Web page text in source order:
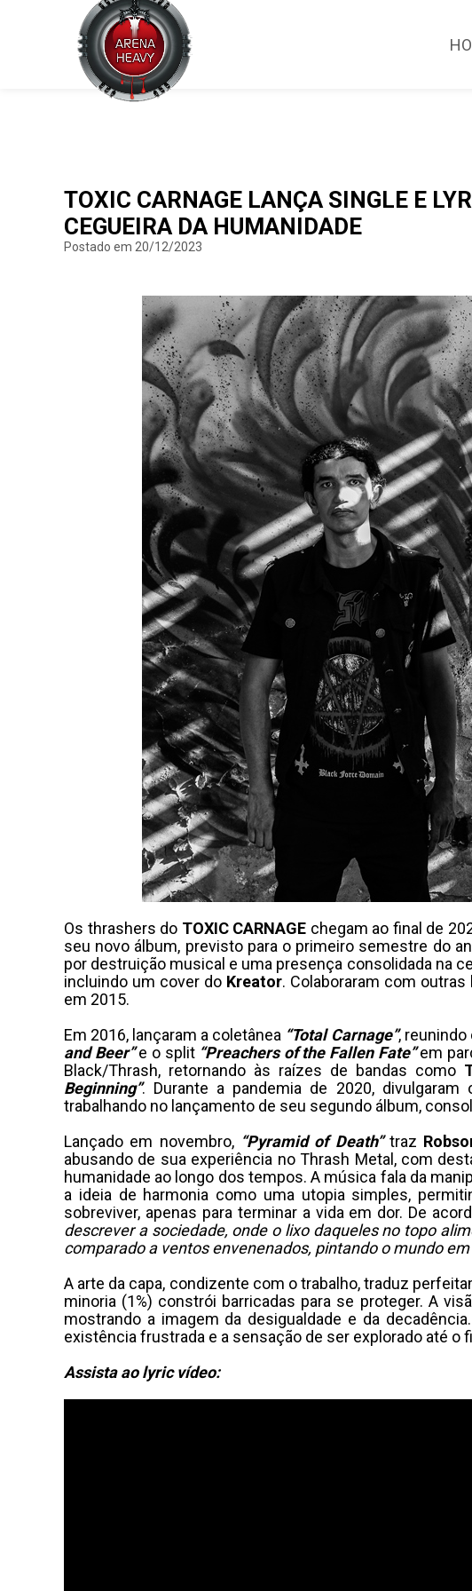
TOXIC CARNAGE LANÇA SINGLE E
CEGUEIRA DA HUMANIDADE
Postado em 20/12/2023
Os thrashers do TOXIC CARNAGE chegam ao final de
seu novo álbum, previsto para o primeiro semestre do
por destruição musical e uma presença consolidada na
incluindo um cover do Kreator. Colaboraram com
em 2015.
Em 2016, lançaram a coletânea “Total Carnage”,
and Beer”e o split “Preachers of the Fallen Fate”em
Black/Thrash, retornando às raízes de bandas como
Beginning”. Durante a pandemia de 2020, divulgaram
trabalhando no lançamento de seu segundo álbum,
Lançado em novembro, “Pyramid of Death”traz
abusando de sua experiência no Thrash Metal, com
humanidade ao longo dos tempos. A música fala da
a ideia de harmonia como uma utopia simples,
sobreviver, apenas para terminar a vida em dor. De
descrever a sociedade, onde o lixo daqueles no topo
comparado a ventos envenenados, pintando o mundo em
A arte da capa, condizente com o trabalho, traduz
minoria (1%) constrói barricadas para se proteger. A
mostrando a imagem da desigualdade e da
existência frustrada e a sensação de ser explorado até o
Assista ao lyric vídeo: